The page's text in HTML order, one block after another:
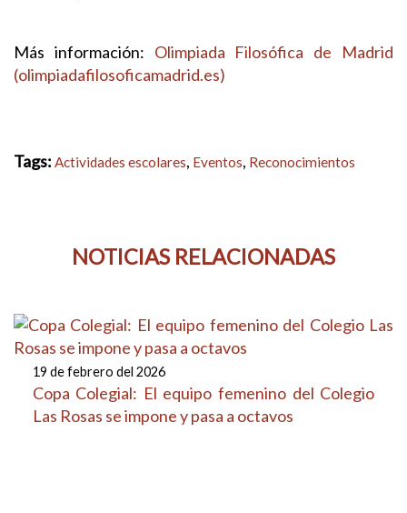
Más información: Olimpiada Filosófica de Madrid
(olimpiadafilosoficamadrid.es)
Tags: Actividades escolares, Eventos, Reconocimientos
NOTICIAS RELACIONADAS
09 de mayo del 2025
Alumnas de 1º ESO, finalistas en el Concurso
Nacional Visionarios TIC